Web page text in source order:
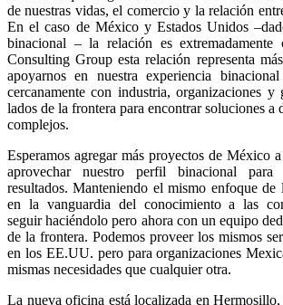
de nuestras vidas, el comercio y la relación
En el caso de México y Estados Unidos
binacional – la relación es extremadamente
Consulting Group esta relación representa
apoyarnos en nuestra experiencia
cercanamente con industria, organizaciones y
lados de la frontera para encontrar soluciones a
complejos.
Esperamos agregar más proyectos de México
aprovechar nuestro perfil binacional para
resultados. Manteniendo el mismo enfoque de
en la vanguardia del conocimiento a las
seguir haciéndolo pero ahora con un equipo
de la frontera. Podemos proveer los mismos
en los EE.UU. pero para organizaciones
mismas necesidades que cualquier otra.
La nueva oficina está localizada en